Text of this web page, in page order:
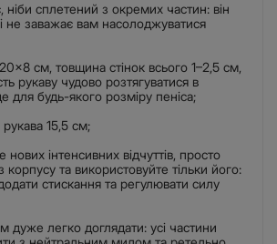
ніби сплетений з окремих частин: він
не заважає вам насолоджуватися
см, товщина стінок всього 1–2,5 см,
рукаву чудово розтягуватися в
для будь-якого розміру пеніса;
15,5 см;
інтенсивних відчуттів, просто
корпусу та використовуйте тільки його:
стискання та регулювати силу
дуже легко доглядати: усі частини